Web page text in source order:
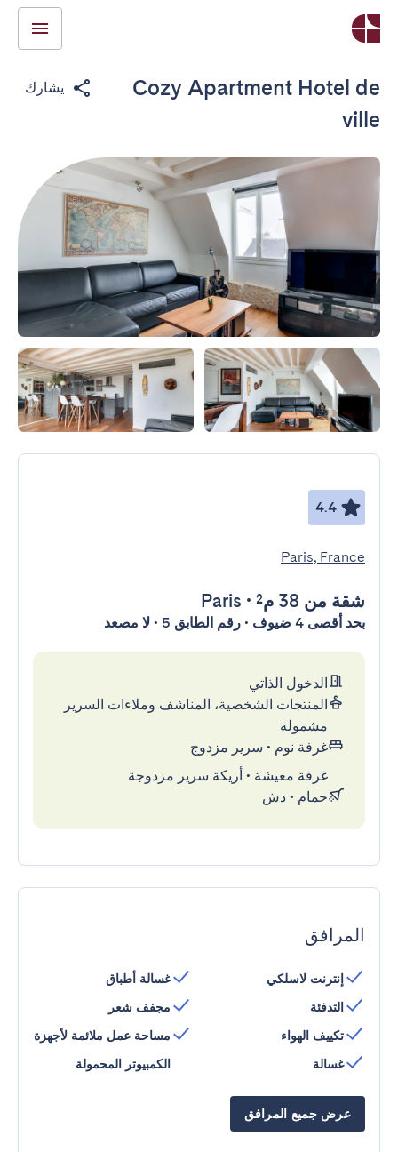
Cozy Apartment Hotel de
ville
يشارك
4.4
Paris, France
شقة من 38 م² •
Paris
بحد أقصى 4 ضيوف • رقم الطابق 5 • لا مصعد
الدخول الذاتي
المنتجات الشخصية، المناشف وملاءات السرير
مشمولة
غرفة نوم • سرير مزدوج
غرفة معيشة • أريكة سرير مزدوجة
حمام • دش
المرافق
إنترنت لاسلكي
التدفئة
تكييف الهواء
غسالة
غسالة أطباق
مجفف شعر
مساحة عمل ملائمة لأجهزة
الكمبيوتر المحمولة
عرض جميع المرافق